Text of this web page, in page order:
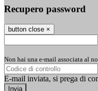
Recupero password
button close ×
Non hai una e-mail associata al
E-mail inviata, si prega di